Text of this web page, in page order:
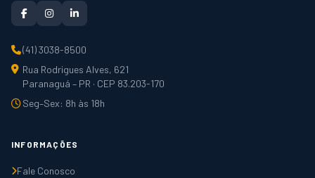
(41) 3038-8500
Rua Rodrigues Alves, 621
Paranaguá – PR · CEP 83.203-170
Seg–Sex: 8h às 18h
INFORMAÇÕES
Fale Conosco